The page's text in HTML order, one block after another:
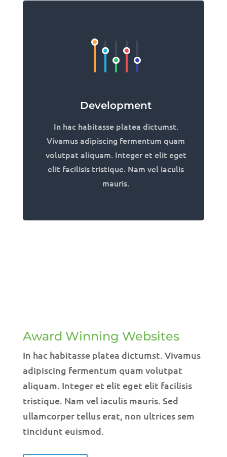
Development
In hac habitasse platea dictumst.
Vivamus adipiscing fermentum quam
volutpat aliquam. Integer et elit eget
elit facilisis tristique. Nam vel iaculis
mauris.
Award Winning Websites
In hac habitasse platea dictumst. Vivamus
adipiscing fermentum quam volutpat
aliquam. Integer et elit eget elit facilisis
tristique. Nam vel iaculis mauris. Sed
ullamcorper tellus erat, non ultrices sem
tincidunt euismod.